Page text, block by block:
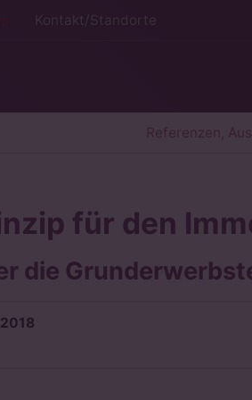
Kontakt/Standorte
Referenzen,
für den
die